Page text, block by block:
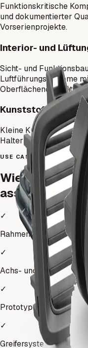
Funktionskritische
und dokumentierter
Vorserienprojekte.
Interior- und
Sicht- und
Luftführungssysteme
Oberflächenqualität.
Kleine Kunststoff- und
Halterungen und
USE CASES
Wie die
assemblean
✓
Rahmen- und
✓
Achs- und
✓
Prototypen
✓
Greifersysteme